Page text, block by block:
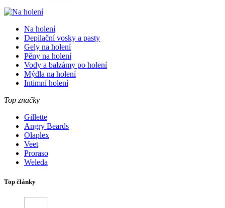
Na holení
Depilační vosky a pasty
Gely na holení
Pěny na holení
Vody a balzámy po holení
Mýdla na holení
Intimní holení
Top značky
Gillette
Angry Beards
Olaplex
Veet
Proraso
Weleda
Top články